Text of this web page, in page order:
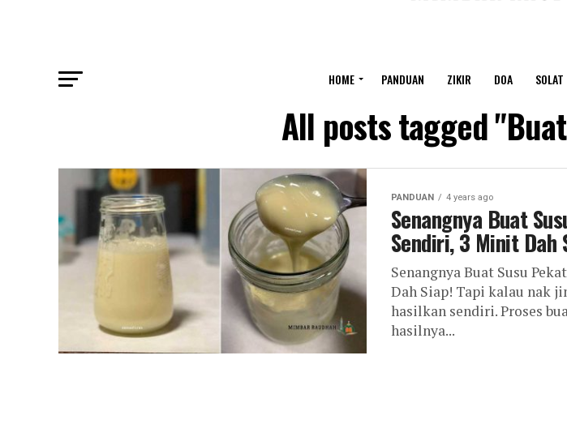
HOME PANDUAN ZIKIR DOA SOLAT
All posts tagged
PANDUAN 4 years ago
Senangnya Buat
Sendiri, 3 Minit Dah
Senangnya Buat Susu
Dah Siap! Tapi kalau nak
hasilkan sendiri. Proses
hasilnya...